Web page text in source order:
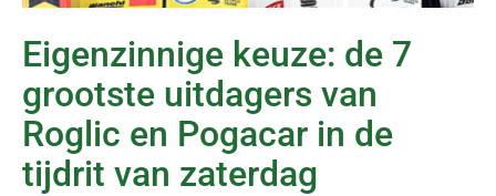
Eigenzinnige keuze: de 7
grootste uitdagers van
Roglic en Pogacar in de
tijdrit van zaterdag